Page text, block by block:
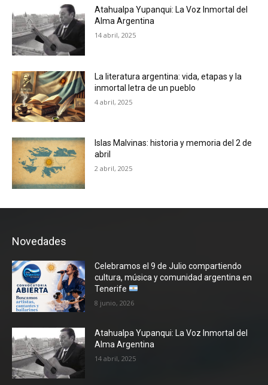
Atahualpa Yupanqui: La Voz Inmortal del
Alma Argentina
14 abril, 2025
La literatura argentina: vida, etapas y la
inmortal letra de un pueblo
4 abril, 2025
Islas Malvinas: historia y memoria del 2 de
abril
2 abril, 2025
Novedades
Celebramos el 9 de Julio compartiendo
cultura, música y comunidad argentina en
Tenerife
8 junio, 2026
Atahualpa Yupanqui: La Voz Inmortal del
Alma Argentina
14 abril, 2025